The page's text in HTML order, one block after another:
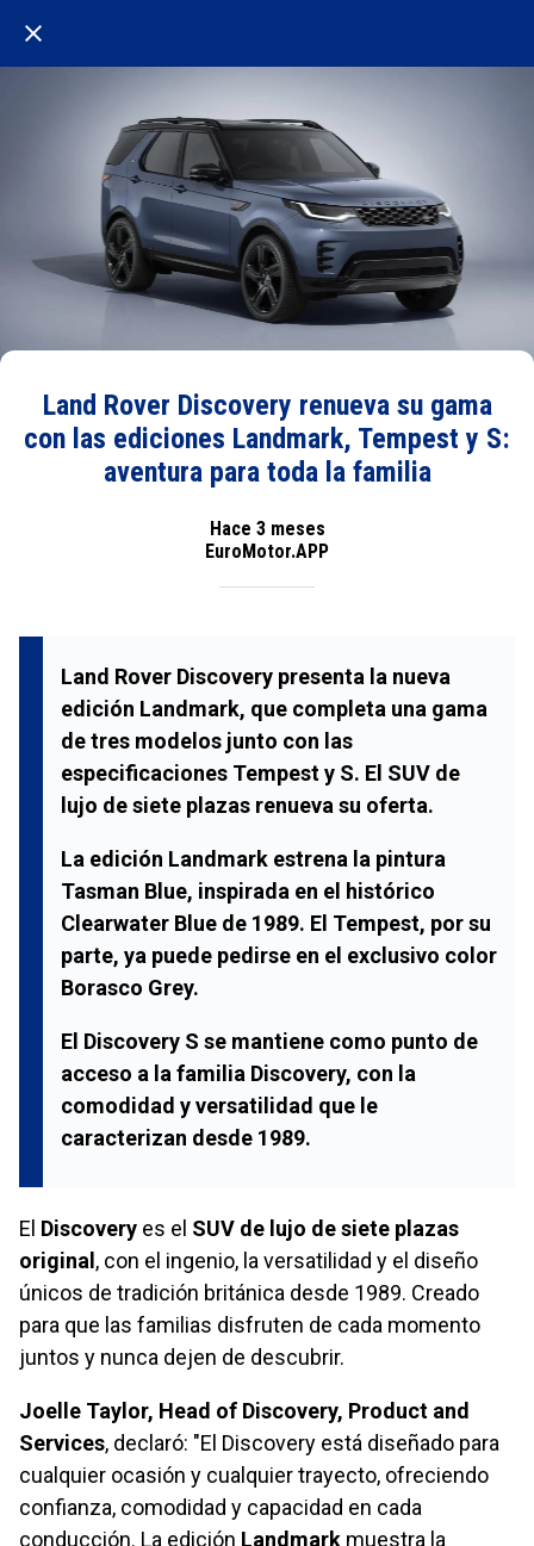
Land Rover Discovery renueva su gama
con las ediciones Landmark, Tempest y S:
aventura para toda la familia
Hace 3 meses
EuroMotor.APP
Land Rover Discovery presenta la nueva
edición Landmark, que completa una gama
de tres modelos junto con las
especificaciones Tempest y S. El SUV de
lujo de siete plazas renueva su oferta.
La edición Landmark estrena la pintura
Tasman Blue, inspirada en el histórico
Clearwater Blue de 1989. El Tempest, por su
parte, ya puede pedirse en el exclusivo color
Borasco Grey.
El Discovery S se mantiene como punto de
acceso a la familia Discovery, con la
comodidad y versatilidad que le
caracterizan desde 1989.
El Discovery es el SUV de lujo de siete plazas
original, con el ingenio, la versatilidad y el diseño
únicos de tradición británica desde 1989. Creado
para que las familias disfruten de cada momento
juntos y nunca dejen de descubrir.
Joelle Taylor, Head of Discovery, Product and
Services, declaró: "El Discovery está diseñado para
cualquier ocasión y cualquier trayecto, ofreciendo
confianza, comodidad y capacidad en cada
conducción. La edición Landmark muestra la